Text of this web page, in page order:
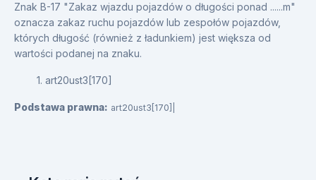
Znak B-17 "Zakaz wjazdu pojazdów o długości ponad ......m"
oznacza zakaz ruchu pojazdów lub zespołów pojazdów,
których długość (również z ładunkiem) jest większa od
wartości podanej na znaku.
1. art20ust3[170]
Podstawa prawna: art20ust3[170]|